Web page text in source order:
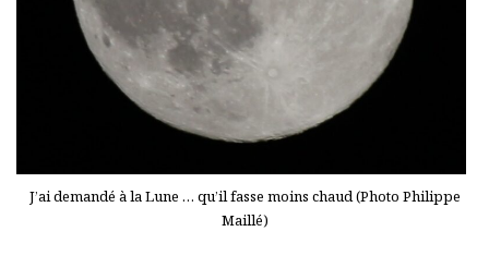
J’ai demandé à la Lune … qu’il fasse moins chaud (Photo Philippe
Maillé)